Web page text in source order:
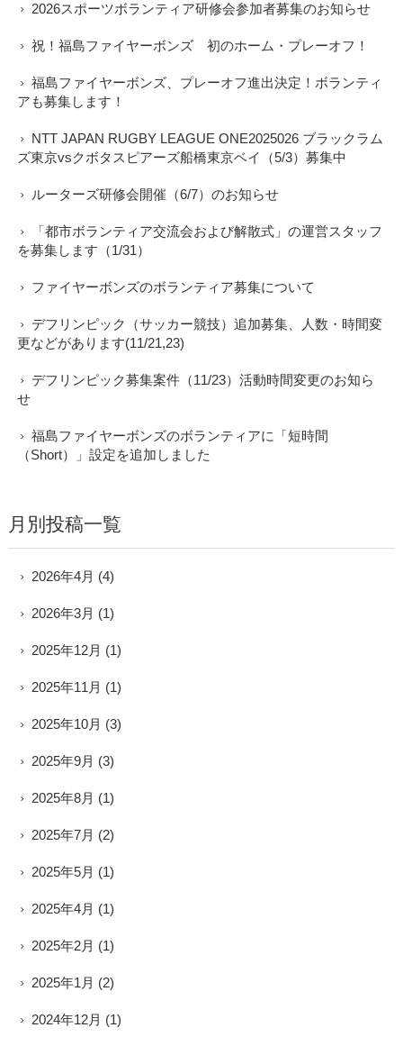
2026スポーツボランティア研修会参加者募集のお知らせ
祝！福島ファイヤーボンズ 初のホーム・プレーオフ！
福島ファイヤーボンズ、プレーオフ進出決定！ボランティ
アも募集します！
NTT JAPAN RUGBY LEAGUE ONE2025026 ブラックラム
ズ東京vsクボタスピアーズ船橋東京ベイ（5/3）募集中
ルーターズ研修会開催（6/7）のお知らせ
「都市ボランティア交流会および解散式」の運営スタッフ
を募集します（1/31）
ファイヤーボンズのボランティア募集について
デフリンピック（サッカー競技）追加募集、人数・時間変
更などがあります(11/21,23)
デフリンピック募集案件（11/23）活動時間変更のお知ら
せ
福島ファイヤーボンズのボランティアに「短時間
（Short）」設定を追加しました
月別投稿一覧
2026年4月 (4)
2026年3月 (1)
2025年12月 (1)
2025年11月 (1)
2025年10月 (3)
2025年9月 (3)
2025年8月 (1)
2025年7月 (2)
2025年5月 (1)
2025年4月 (1)
2025年2月 (1)
2025年1月 (2)
2024年12月 (1)